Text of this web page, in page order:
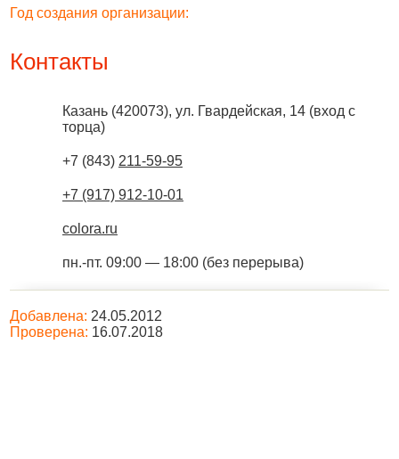
Год создания организации:
Контакты
Казань (420073), ул. Гвардейская, 14 (вход с
торца)
+7 (843) 211-59-95
+7 (917) 912-10-01
colora.ru
пн.-пт. 09:00 — 18:00 (без перерыва)
Добавлена: 24.05.2012
Проверена: 16.07.2018